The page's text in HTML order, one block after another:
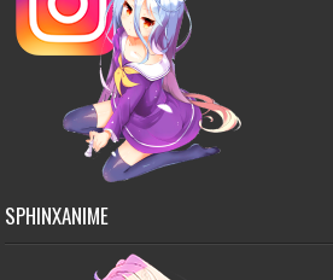
SPHINXANIME